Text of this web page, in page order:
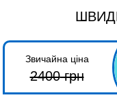
Звичайна ціна
2400грн